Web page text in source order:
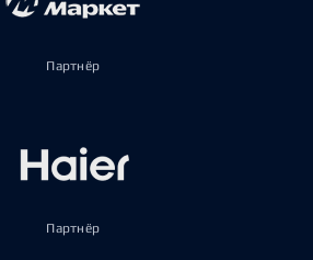
Партнёр
Партнёр